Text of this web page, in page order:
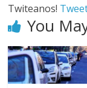
Twiteanos!
You